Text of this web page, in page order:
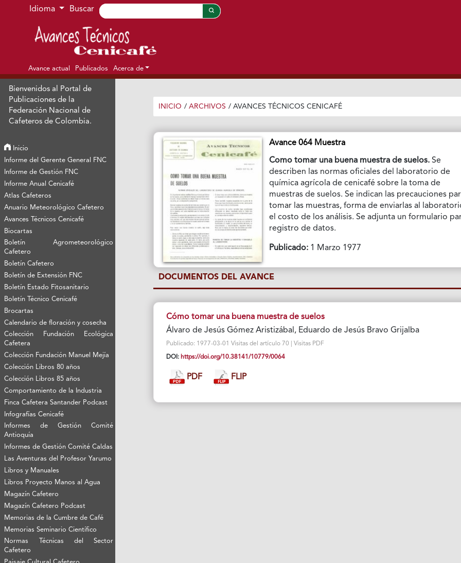
Ir al menú de navegación principal
Ir al contenido principal
Ir al pie de página del sitio
Idioma Buscar
Avance actual Publicados Acerca de
Bienvenidos al Portal de
Publicaciones de la
Federación Nacional de
Cafeteros de Colombia.
Inicio
Informe del Gerente General FNC
Informe de Gestión FNC
Informe Anual Cenicafé
Atlas Cafeteros
Anuario Meteorológico Cafetero
Avances Técnicos Cenicafé
Biocartas
Boletín Agrometeorológico
Cafetero
Boletín Cafetero
Boletín de Extensión FNC
Boletín Estado Fitosanitario
Boletín Técnico Cenicafé
Brocartas
Calendario de floración y cosecha
Colección Fundación Ecológica
Cafetera
Colección Fundación Manuel Mejía
Colección Libros 80 años
Colección Libros 85 años
Comportamiento de la Industria
Finca Cafetera Santander Podcast
Infografías Cenicafé
Informes de Gestión Comité
Antioquía
Informes de Gestión Comité Caldas
Las Aventuras del Profesor Yarumo
Libros y Manuales
Libros Proyecto Manos al Agua
Magazín Cafetero
Magazín Cafetero Podcast
Memorias de la Cumbre de Café
Memorias Seminario Científico
Normas Técnicas del Sector
Cafetero
INICIO / ARCHIVOS / AVANCES TÉCNICOS CENICAFÉ
Avance 064 Muestra
Como tomar una buena muestra de suelos.Se
describen las normas oficiales del laboratorio de
química agrícola de cenicafé sobre la toma de
muestras de suelos. Se indican las precauciones
tomar las muestras, forma de enviarlas al
el costo de los análisis. Se adjunta un formulario
registro de datos.
Publicado: 1 Marzo 1977
DOCUMENTOS DEL AVANCE
Cómo tomar una buena muestra de suelos
Álvaro de Jesús Gómez Aristizábal, Eduardo de Jesús Bravo Grijalba
Publicado: 1977-03-01 Visitas del artículo 70 | Visitas PDF
DOI: https://doi.org/10.38141/10779/0064
PDF FLIP